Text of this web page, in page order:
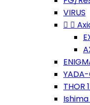
VIRUS
 
YADA-
THOR
Ishima